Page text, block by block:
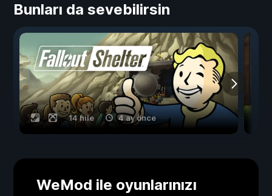
Bunları da sevebilirsin
14 hile 4 ay önce
WeMod ile oyunlarınızı